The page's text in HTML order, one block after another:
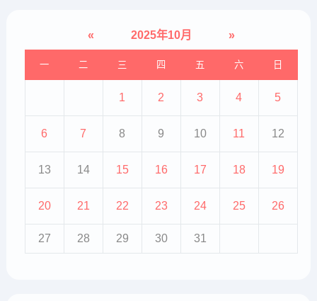
« 2025年10月 »
一 二 三 四 五 六 日
1 2 3 4 5
6 7 8 9 10 11 12
13 14 15 16 17 18 19
20 21 22 23 24 25 26
27 28 29 30 31